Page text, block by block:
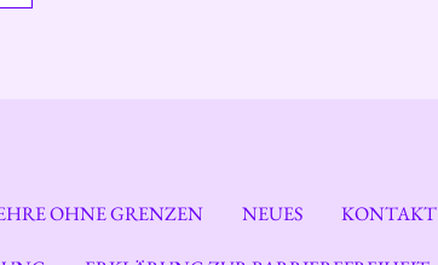
OHNE GRENZEN NEUES KONTAKT